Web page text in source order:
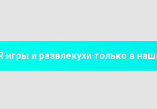
игры и развлекухи только в